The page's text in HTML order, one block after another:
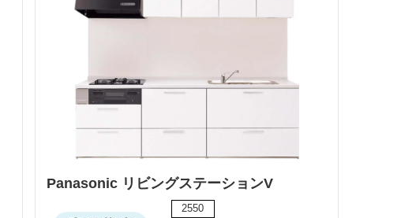
Panasonic リビングステーションV
2550